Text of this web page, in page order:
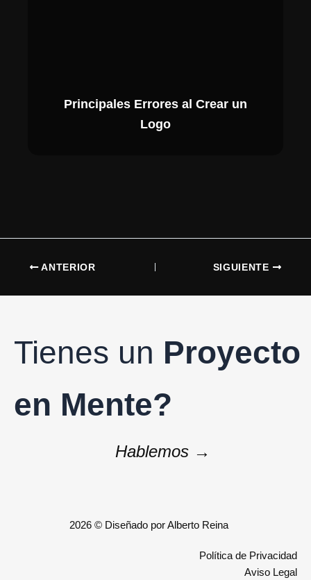
Principales Errores al Crear un
Logo
ANTERIOR SIGUIENTE
Tienes un Proyecto
en Mente?
Hablemos →
2026 © Diseñado por Alberto Reina
Política de Privacidad
Aviso Legal